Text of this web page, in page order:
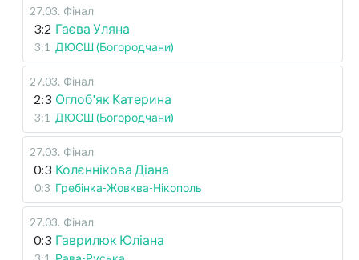
27.03. Фінал
3:2 Гаєва Уляна
3:1 ДЮСШ (Богородчани)
27.03. Фінал
2:3 Оглоб'як Катерина
3:1 ДЮСШ (Богородчани)
27.03. Фінал
0:3 Колєннікова Діана
0:3 Гребінка-Жовква-Нікополь
27.03. Фінал
0:3 Гаврилюк Юліана